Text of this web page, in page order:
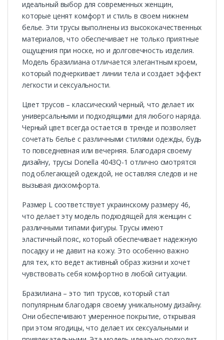
идеальный выбор для современных женщин,
которые ценят комфорт и стиль в своем нижнем
белье. Эти трусы выполнены из высококачественных
материалов, что обеспечивает не только приятные
ощущения при носке, но и долговечность изделия.
Модель бразилиана отличается элегантным кроем,
который подчеркивает линии тела и создает эффект
легкости и сексуальности.
Цвет трусов – классический черный, что делает их
универсальными и подходящими для любого наряда.
Черный цвет всегда остается в тренде и позволяет
сочетать белье с различными стилями одежды, будь
то повседневная или вечерняя. Благодаря своему
дизайну, трусы Donella 4043Q-1 отлично смотрятся
под облегающей одеждой, не оставляя следов и не
вызывая дискомфорта.
Размер L соответствует украинскому размеру 46,
что делает эту модель подходящей для женщин с
различными типами фигуры. Трусы имеют
эластичный пояс, который обеспечивает надежную
посадку и не давит на кожу. Это особенно важно
для тех, кто ведет активный образ жизни и хочет
чувствовать себя комфортно в любой ситуации.
Бразилиана – это тип трусов, который стал
популярным благодаря своему уникальному дизайну.
Они обеспечивают умеренное покрытие, открывая
при этом ягодицы, что делает их сексуальными и